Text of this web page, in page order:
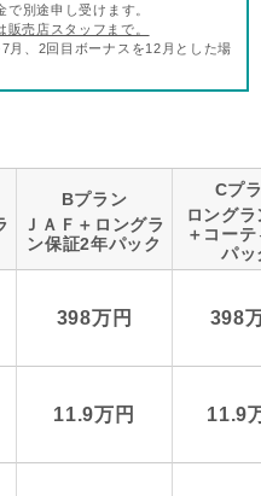
で別途申し受けます。
売店スタッフまで。
月、2回目ボーナスを12月とした場
Bプラン
ＪＡＦ＋ロングラ
ン保証2年パック
Cプ
ロング
＋コー
パッ
398万円 398
11.9万円 11.9